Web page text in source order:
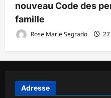
nouveau Code des
famille
Rose Marie Segrado
Adresse